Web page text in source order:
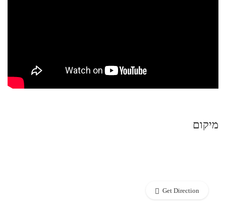
מיקום
Get Direction